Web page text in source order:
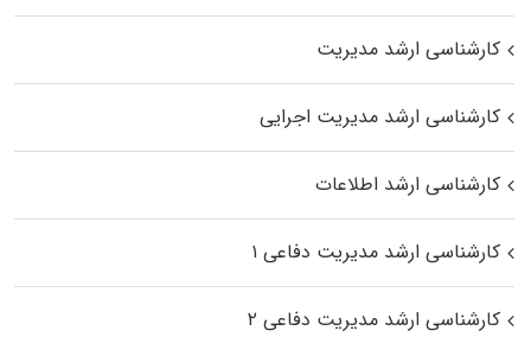
کارشناسی ارشد مدیریت
کارشناسی ارشد مدیریت اجرایی
کارشناسی ارشد اطلاعات
کارشناسی ارشد مدیریت دفاعی ۱
کارشناسی ارشد مدیریت دفاعی ۲